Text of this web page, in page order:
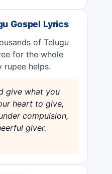
Gospel Lyrics
of Telugu
for the whole
rupee helps.
give what you
heart to give,
compulsion,
giver.